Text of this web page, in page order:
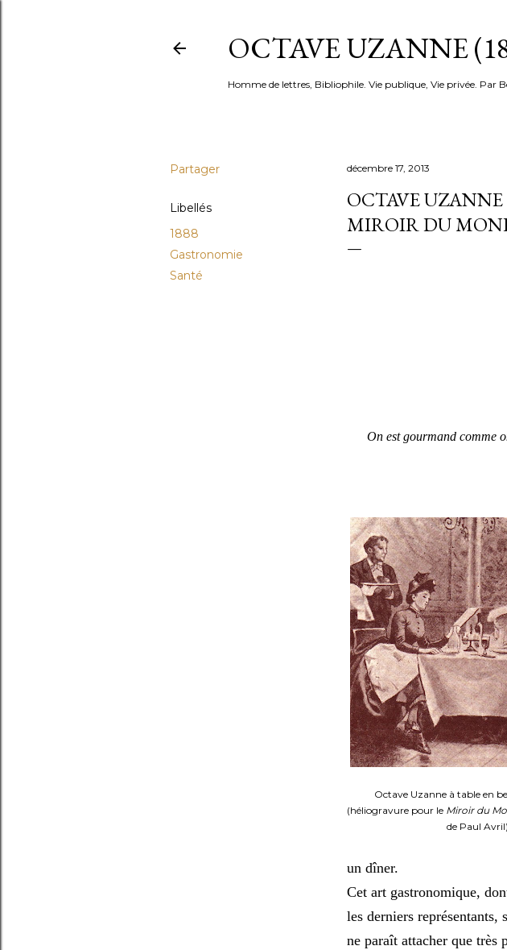
OCTAVE UZANNE
Homme de lettres, Bibliophile. Vie publique, Vie privée.
Partager
Libellés
1888
Gastronomie
Santé
décembre 17, 2013
OCTAVE
MIROIR DU
On est gourmand comme
Octave Uzanne à table en
(héliogravure pour le Miroir du
de Paul Avril)
un dîner.
Cet art gastronomique,
les derniers représentants,
ne paraît attacher que